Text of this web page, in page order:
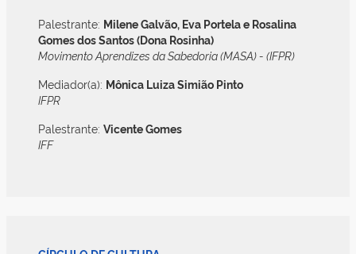
Palestrante: Milene Galvão, Eva Portela e Rosalina
Gomes dos Santos (Dona Rosinha)
Movimento Aprendizes da Sabedoria (MASA) - (IFPR)
Mediador(a): Mônica Luiza Simião Pinto
IFPR
Palestrante: Vicente Gomes
IFF